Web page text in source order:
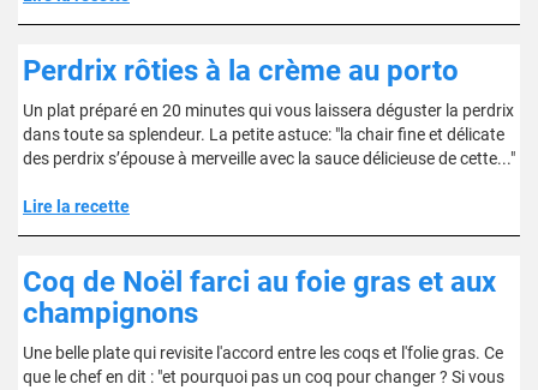
Perdrix rôties à la crème au porto
Un plat préparé en 20 minutes qui vous laissera déguster la perdrix
dans toute sa splendeur. La petite astuce: "la chair fine et délicate
des perdrix s’épouse à merveille avec la sauce délicieuse de cette..."
Lire la recette
Coq de Noël farci au foie gras et aux
champignons
Une belle plate qui revisite l'accord entre les coqs et l'folie gras. Ce
que le chef en dit : "et pourquoi pas un coq pour changer ? Si vous